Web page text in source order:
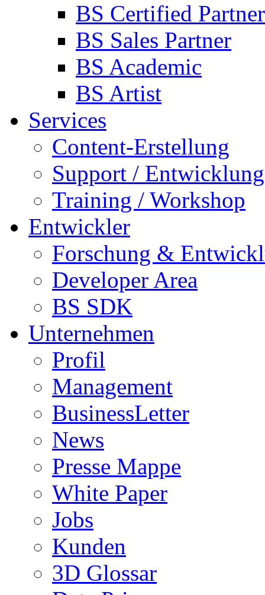
BS Certified Partner
BS Sales Partner
BS Academic
BS Artist
Services
Content-Erstellung
Support / Entwicklung
Training / Workshop
Entwickler
Forschung &
Developer Area
BS SDK
Unternehmen
Profil
Management
BusinessLetter
News
Presse Mappe
White Paper
Jobs
Kunden
3D Glossar